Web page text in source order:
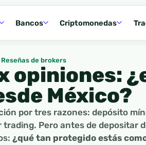
Bancos Criptomonedas
Reseñas de brokers
opiniones:
México?
por tres razones: depósito
Pero antes de depositar
¿qué tan protegido estás